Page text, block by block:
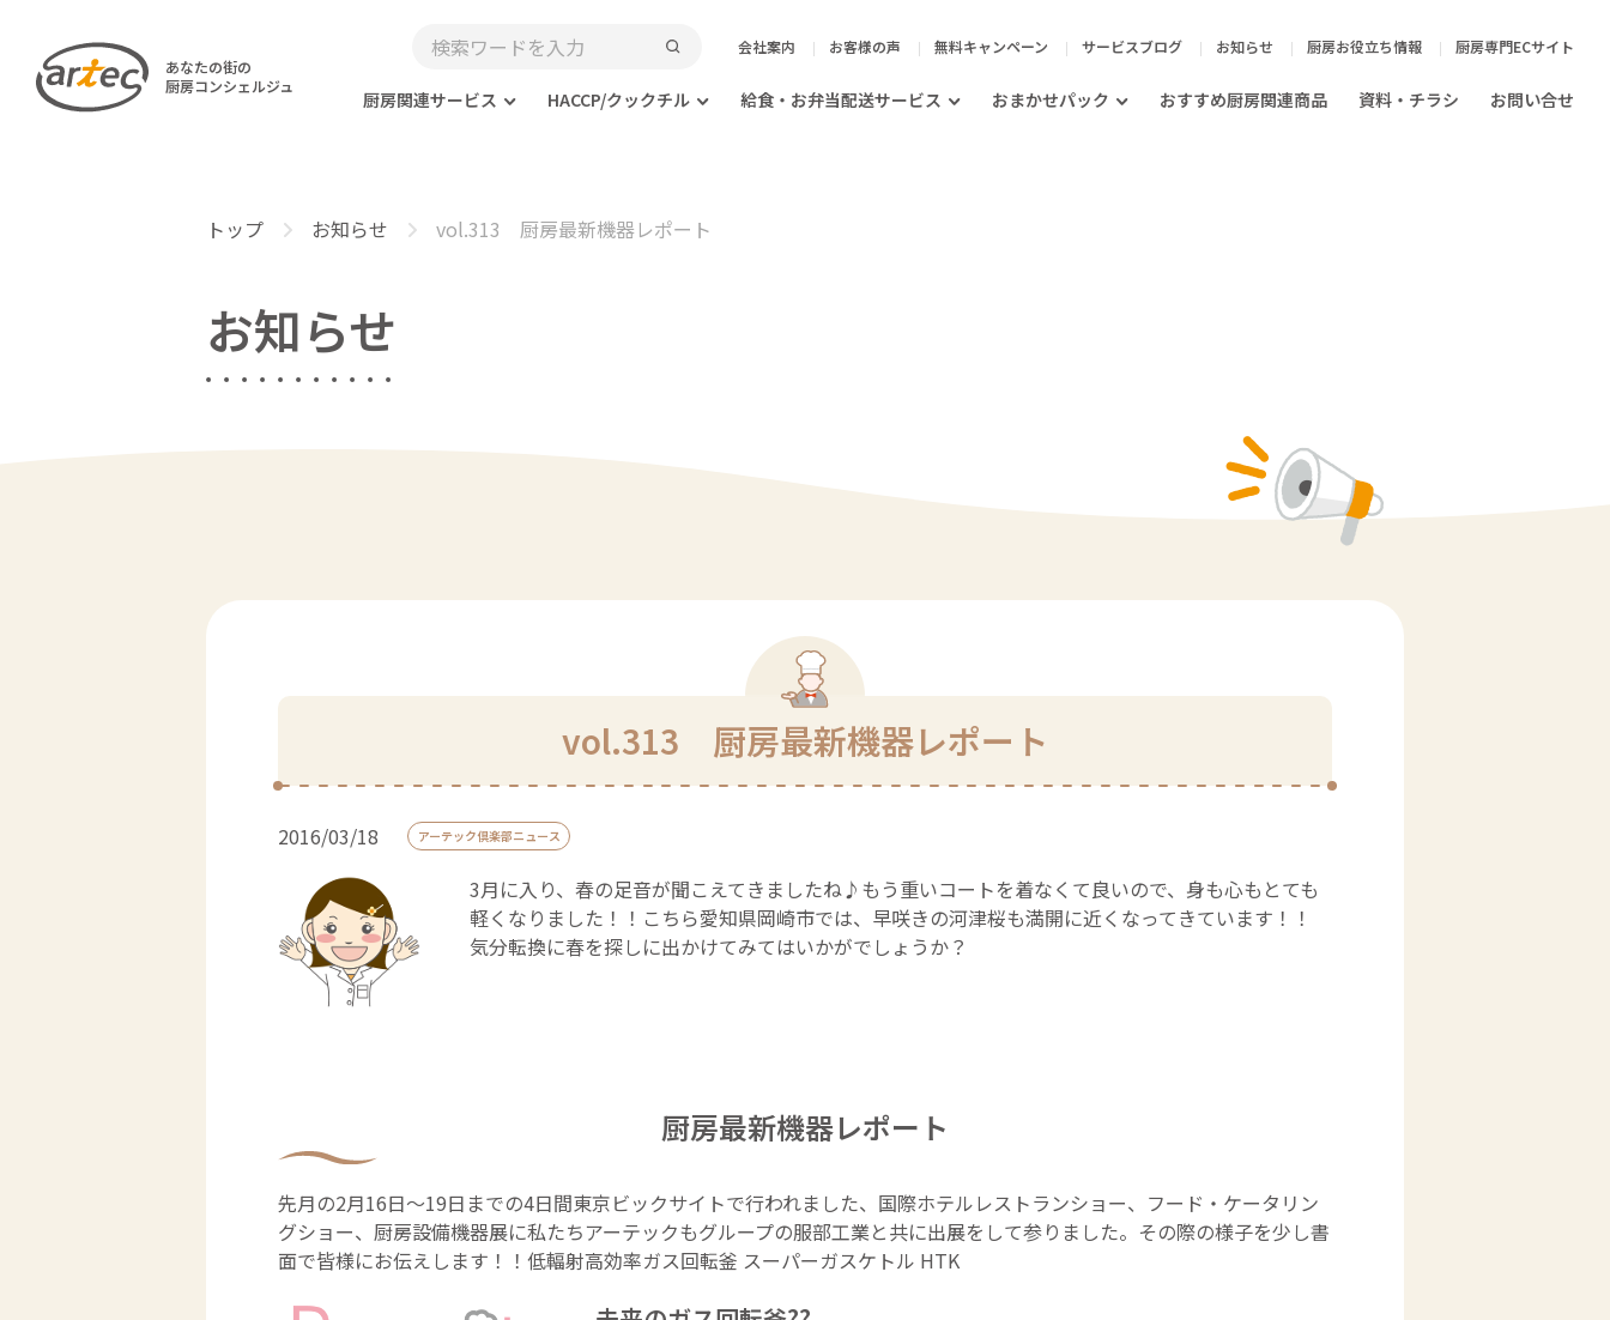
あなたの街の
厨房コンシェルジュ
会社案内 お客様の声 無料キャンペーン サービスブログ お知らせ 厨房お役立ち情報 厨房専門ECサイト
厨房関連サービス HACCP/クックチル 給食・お弁当配送サービス おまかせパック おすすめ厨房関連商品 資料・チラシ お問い合せ
トップ お知らせ vol.313 厨房最新機器レポート
お知らせ
vol.313 厨房最新機器レポート
2016/03/18 アーテック倶楽部ニュース
3月に入り、春の足音が聞こえてきましたね♪もう重いコートを着なくて良いので、身も心もとても
軽くなりました！！こちら愛知県岡崎市では、早咲きの河津桜も満開に近くなってきています！！
気分転換に春を探しに出かけてみてはいかがでしょうか？
厨房最新機器レポート
先月の2月16日～19日までの4日間東京ビックサイトで行われました、国際ホテルレストランショー、フード・ケータリン
グショー、厨房設備機器展に私たちアーテックもグループの服部工業と共に出展をして参りました。その際の様子を少し書
面で皆様にお伝えします！！低輻射高効率ガス回転釜 スーパーガスケトル HTK